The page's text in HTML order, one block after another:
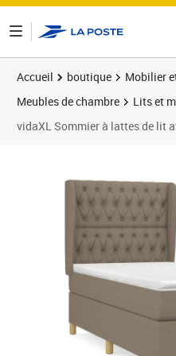
Accueil boutique
Mobilier
Meubles de chambre
Lits et
vidaXL Sommier à lattes de lit